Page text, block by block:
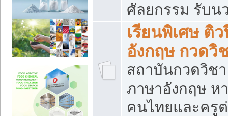
ศัลยกรรม รับน
เรียนพิเศษ ติ
อังกฤษ กวดวิ
สถาบันกวดวิช
ภาษาอังกฤษ ห
คนไทยและครู